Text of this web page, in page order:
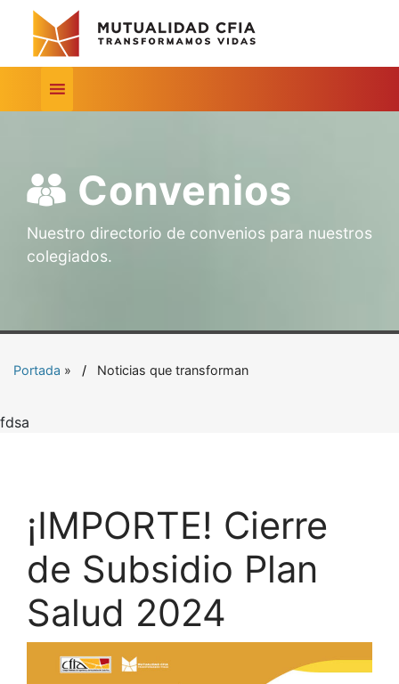
Convenios
Nuestro directorio de convenios para nuestros
colegiados.
Portada » Noticias que transforman
fdsa
¡IMPORTE! Cierre
de Subsidio Plan
Salud 2024